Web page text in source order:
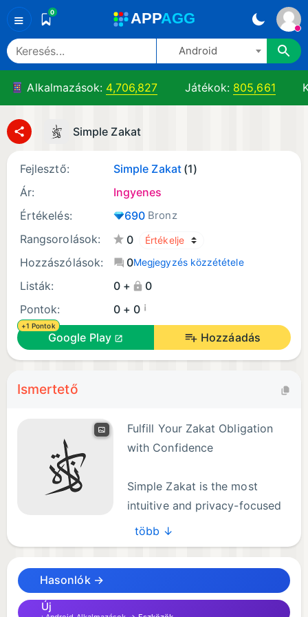
≡ 0 APPAGG
Android
Alkalmazások: 4,706,827 Játékok: 805,661
Simple Zakat
Fejlesztő: Simple Zakat (1)
Ár:
Ingyenes
Értékelés:
690 Bronz
Rangsorolások:
0
Hozzászólások:
0Megjegyzés közzététele
Listák: 0 +
0
Pontok:
0 + 0 ¡
+1 Pontok
Google Play Hozzáadás
Ismertető
Fulfill Your Zakat Obligation
with Confidence
Simple Zakat is the most
intuitive and privacy-focused
Islamic Zakat calculator.
Calculate your annual Zakat accurately using
across multiple Hijri years, and maintain complete
financial privacy—all without creating an account.
több ↓
Hasonlók →
Új